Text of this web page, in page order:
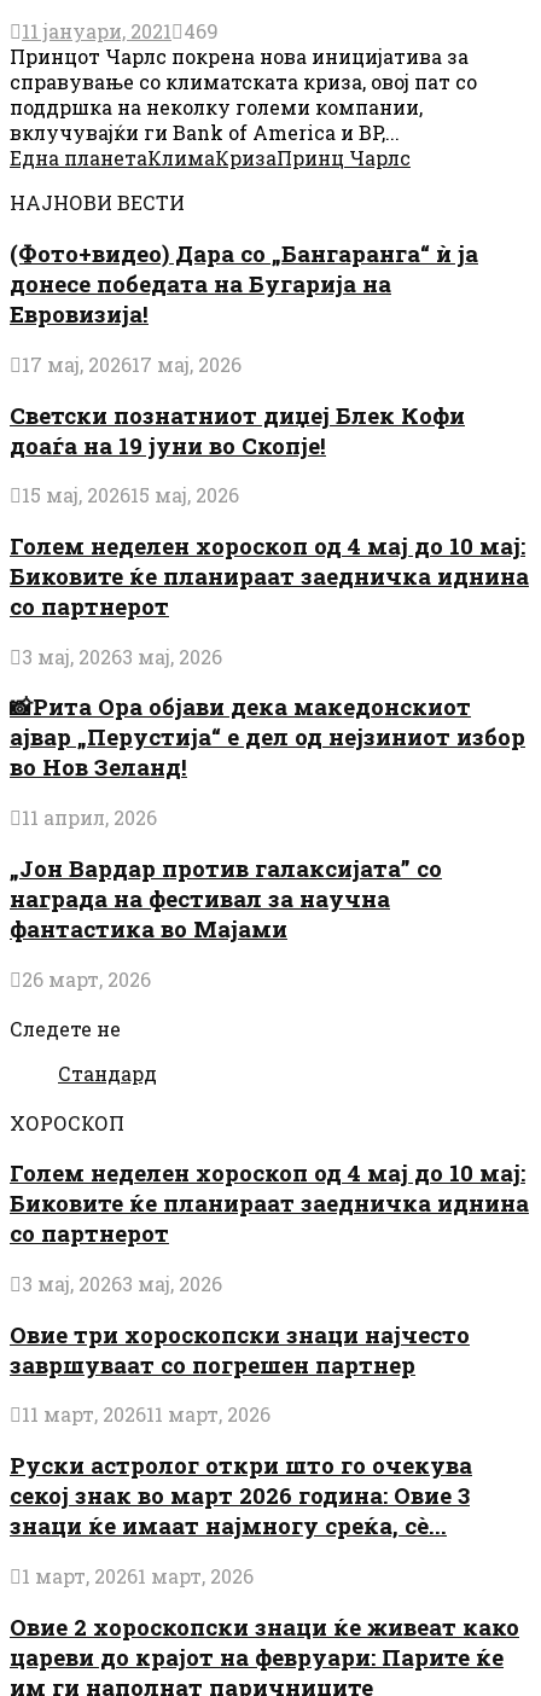
11 јануари, 2021 469
Принцот Чарлс покрена нова иницијатива за
справување со климатската криза, овој пат со
поддршка на неколку големи компании,
вклучувајќи ги Bank of America и BP,...
Една планетаКлимаКризаПринц Чарлс
НАЈНОВИ ВЕСТИ
(Фото+видео) Дара со „Бангаранга“ ѝ ја
донесе победата на Бугарија на
Евровизија!
17 мај, 202617 мај, 2026
Светски познатниот диџеј Блек Кофи
доаѓа на 19 јуни во Скопје!
15 мај, 202615 мај, 2026
Голем неделен хороскоп од 4 мај до 10 мај:
Биковите ќе планираат заедничка иднина
со партнерот
3 мај, 20263 мај, 2026
📸Рита Ора објави дека македонскиот
ајвар „Перустија“ е дел од нејзиниот избор
во Нов Зеланд!
11 април, 2026
„Јон Вардар против галаксијата” со
награда на фестивал за научна
фантастика во Мајами
26 март, 2026
Следете не
Стандард
ХОРОСКОП
Голем неделен хороскоп од 4 мај до 10 мај:
Биковите ќе планираат заедничка иднина
со партнерот
3 мај, 20263 мај, 2026
Овие три хороскопски знаци најчесто
завршуваат со погрешен партнер
11 март, 202611 март, 2026
Руски астролог откри што го очекува
секој знак во март 2026 година: Овие 3
знаци ќе имаат најмногу среќа, сè...
1 март, 20261 март, 2026
Овие 2 хороскопски знаци ќе живеат како
цареви до крајот на февруари: Парите ќе
им ги наполнат паричниците